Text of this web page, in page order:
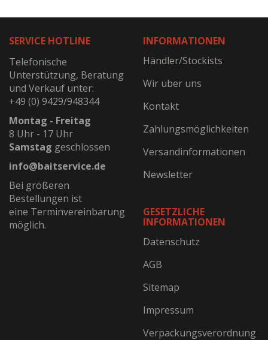
SERVICE HOTLINE
Telefonische
Unterstützung, Beratung
und Verkauf unter:
+49 (0) 9429/948344
Montag - Freitag
8 Uhr - 17 Uhr
Samstag geschlossen
info@baitservice.de
Bei größeren
Bestellungen ist
eine Terminvereinbarung
möglich.
INFORMATIONEN
Händler/Stockists
Wir über uns
Kontakt
Zahlungsmöglichkeiten
Versandinformationen
Newsletter
GESETZLICHE
INFORMATIONEN
Datenschutz
AGB
Sitemap
Impressum
Verpackungsverordnung